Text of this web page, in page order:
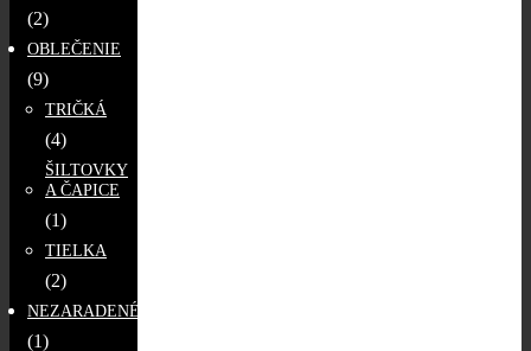
(2)
OBLEČENIE
(9)
TRIČKÁ
(4)
ŠILTOVKY
A ČAPICE
(1)
TIELKA
(2)
NEZARADENÉ
(1)